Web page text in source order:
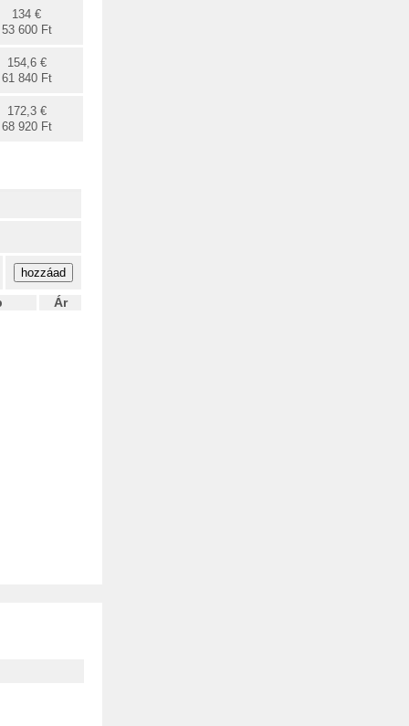
134 €
53 600 Ft
154,6 €
61 840 Ft
172,3 €
68 920 Ft
Ár